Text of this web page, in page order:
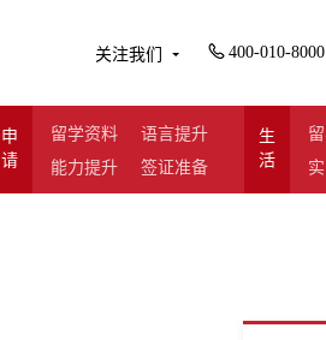
关注我们 400-010-8000
申
请
留学资料
语言提升
能力提升
签证准备
生
活